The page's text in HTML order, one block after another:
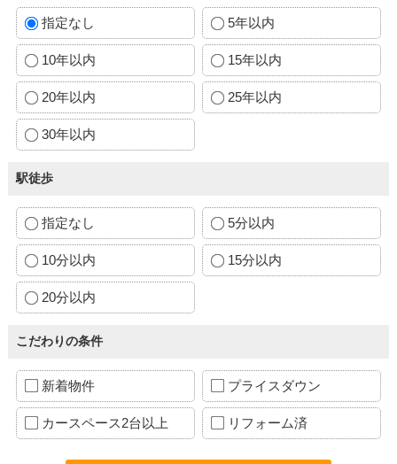
指定なし 5年以内
10年以内 15年以内
20年以内 25年以内
30年以内
駅徒歩
指定なし 5分以内
10分以内 15分以内
20分以内
こだわりの条件
新着物件 プライスダウン
カースペース2台以上 リフォーム済